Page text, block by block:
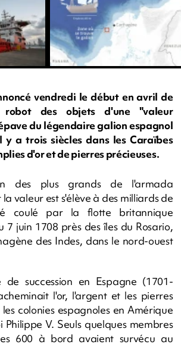
vendredi le début en avril de
robot des objets d'une "valeur
du légendaire galion espagnol
y a trois siècles dans les Caraïbes
d'or et de pierres précieuses.
des plus grands de l'armada
valeur est s'élève à des milliards de
coulé par la flotte britannique
juin 1708 près des îles du Rosario,
des Indes, dans le nord-ouest
succession en Espagne (1701-
l'or, l'argent et les pierres
colonies espagnoles en Amérique
V. Seuls quelques membres
600 à bord avaient survécu au